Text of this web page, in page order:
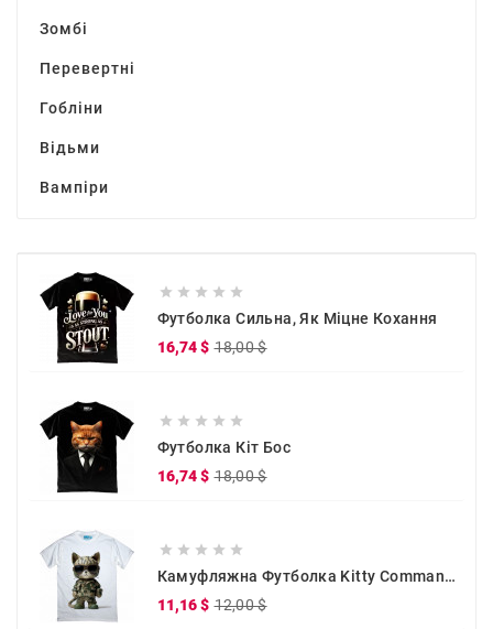
Зомбі
Перевертні
Гобліни
Відьми
Вампіри
    
Футболка Сильна, Як Міцне Кохання
16,74 $ 18,00 $
    
Футболка Кіт Бос
16,74 $ 18,00 $
    
Камуфляжна Футболка Kitty Commander
11,16 $ 12,00 $